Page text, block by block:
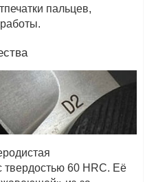
пальцев,
твердостью 60 HRC. Её